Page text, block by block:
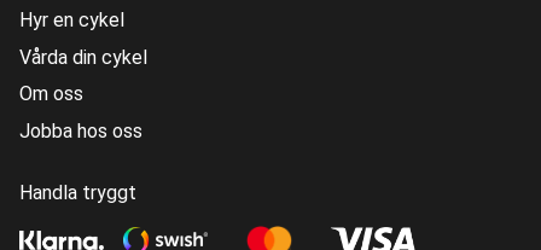
Hyr en cykel
Vårda din cykel
Om oss
Jobba hos oss
Handla tryggt